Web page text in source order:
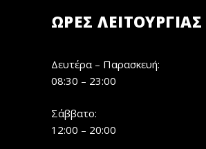
ΏΡΕΣ ΛΕΙΤΟΥΡΓΊΑΣ
Δευτέρα – Παρασκευή:
08:30 – 23:00
Σάββατο:
12:00 – 20:00